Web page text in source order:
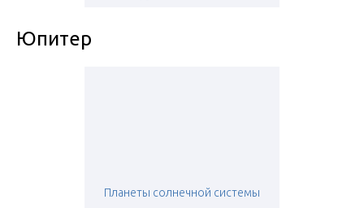
Юпитер
Планеты солнечной системы